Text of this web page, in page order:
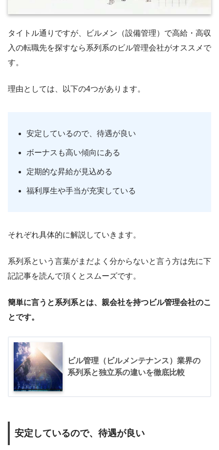
タイトル通りですが、ビルメン（設備管理）で高給・高収
入の転職先を探すなら系列系のビル管理会社がオススメで
す。
理由としては、以下の4つがあります。
安定しているので、待遇が良い
ボーナスも高い傾向にある
定期的な昇給が見込める
福利厚生や手当が充実している
それぞれ具体的に解説していきます。
系列系という言葉がまだよく分からないと言う方は先に下
記記事を読んで頂くとスムーズです。
簡単に言うと系列系とは、親会社を持つビル管理会社のこ
とです。
ビル管理（ビルメンテナンス）業界の
系列系と独立系の違いを徹底比較
安定しているので、待遇が良い